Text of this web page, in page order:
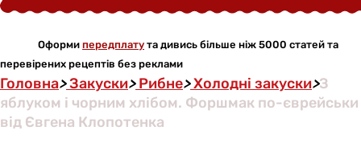
Оформи передплату та дивись більше ніж 5000 статей та
перевірених рецептів без реклами
Головна>Закуски>Рибне>Холодні закуски>З
яблуком і чорним хлібом. Форшмак по-єврейськи
від Євгена Клопотенка